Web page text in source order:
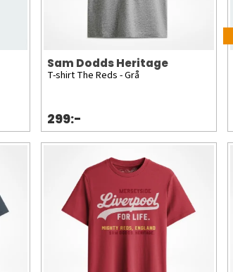
Sam Dodds Heritage
T-shirt The Reds - Grå
299:-